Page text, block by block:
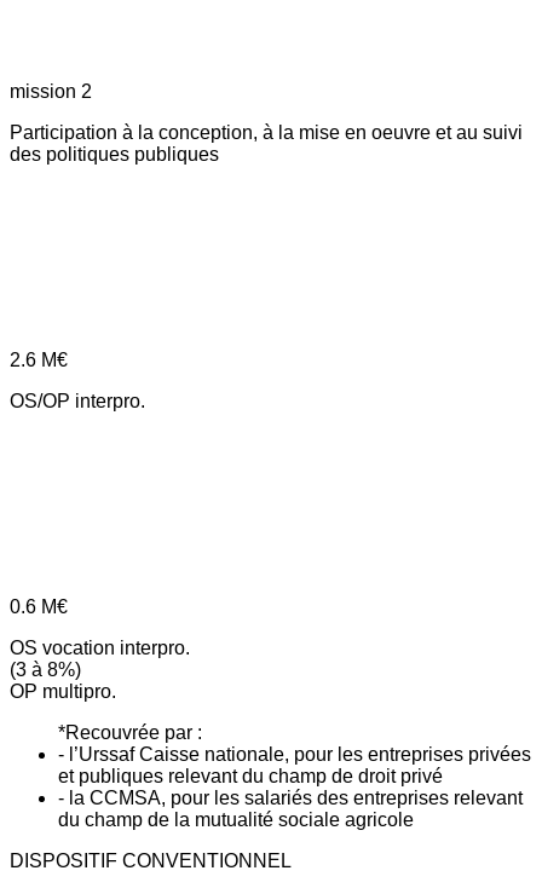
mission 2
Participation à la conception, à la mise en oeuvre et au suivi
des politiques publiques
2.6 M€
OS/OP interpro.
0.6 M€
OS vocation interpro.
(3 à 8%)
OP multipro.
*Recouvrée par :
- l’Urssaf Caisse nationale, pour les entreprises privées
et publiques relevant du champ de droit privé
- la CCMSA, pour les salariés des entreprises relevant
du champ de la mutualité sociale agricole
DISPOSITIF CONVENTIONNEL